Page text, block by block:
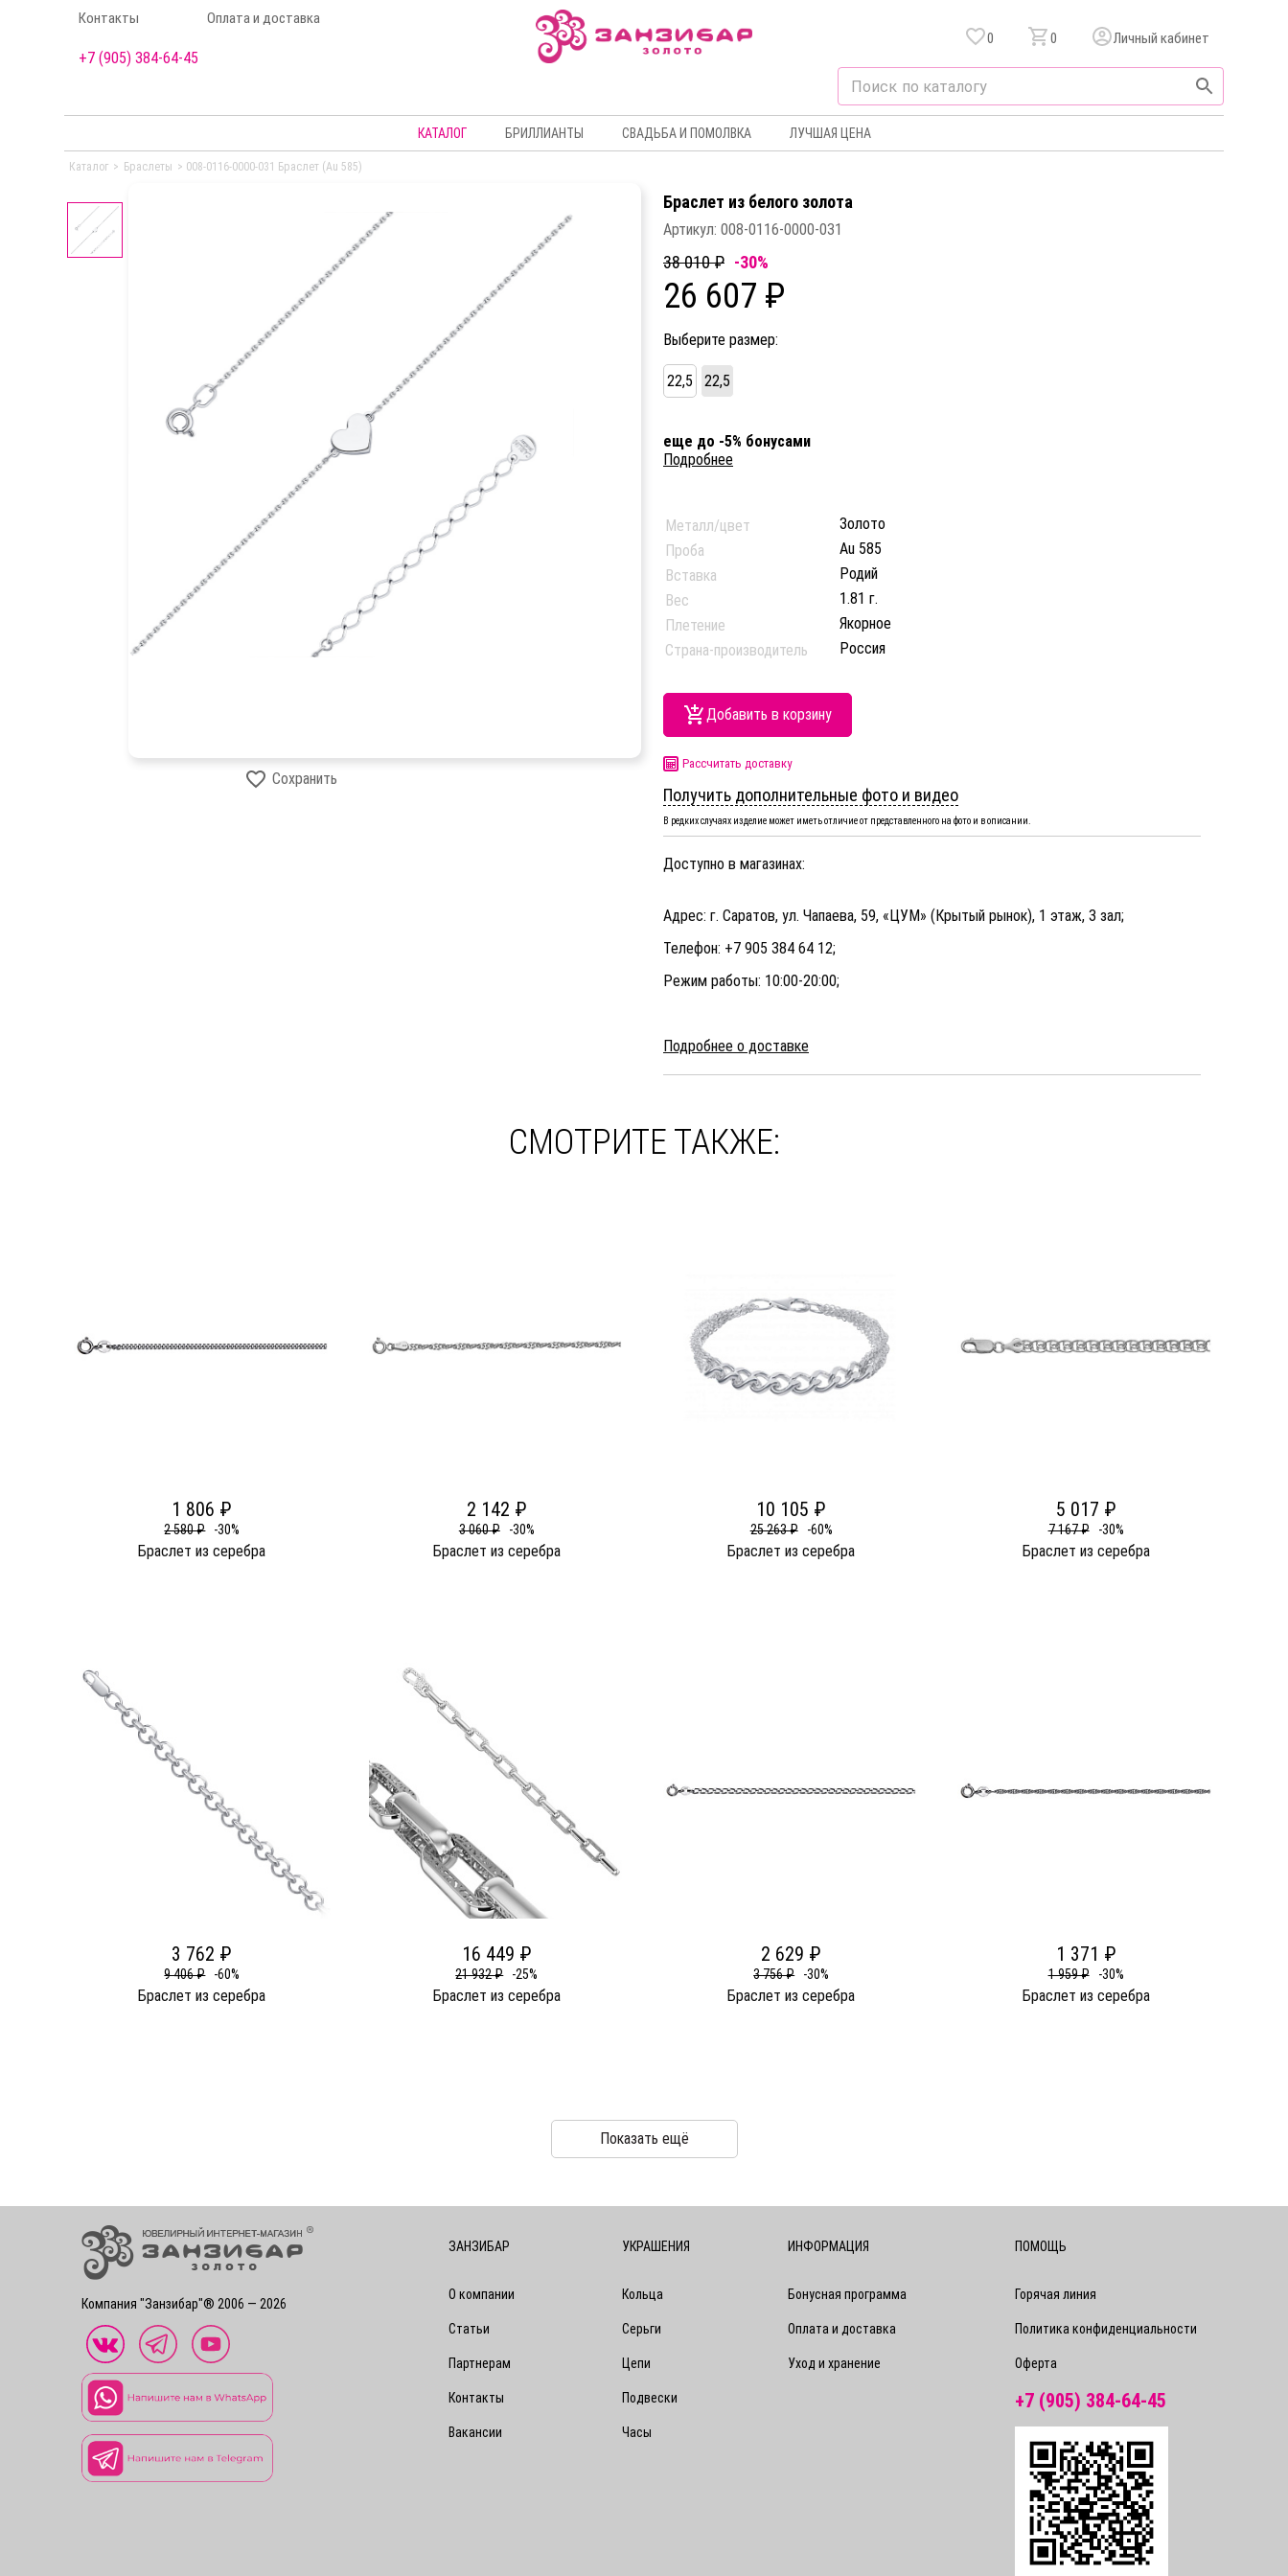
Контакты Оплата и доставка
+7 (905) 384-64-45
0 0 Личный кабинет
КАТАЛОГ БРИЛЛИАНТЫ СВАДЬБА И ПОМОЛВКА ЛУЧШАЯ ЦЕНА
Каталог > Браслеты > 008-0116-0000-031 Браслет (Au 585)
Сохранить
Браслет из белого золота
Артикул: 008-0116-0000-031
38 010 ₽ -30%
26 607 ₽
Выберите размер:
22,5 22,5
еще до -5% бонусами
Подробнее
Металл/цвет
Золото
Проба
Au 585
Вставка
Родий
Вес
1.81 г.
Плетение
Якорное
Страна-производитель
Россия
Добавить в корзину
Рассчитать доставку
Получить дополнительные фото и видео
В редких случаях изделие может иметь отличие от представленного на фото и в описании.
Доступно в магазинах:
Адрес: г. Саратов, ул. Чапаева, 59, «ЦУМ» (Крытый рынок), 1 этаж, 3 зал;
Телефон: +7 905 384 64 12;
Режим работы: 10:00-20:00;
Подробнее о доставке
СМОТРИТЕ ТАКЖЕ:
1 806 ₽
2 580 ₽ -30%
Браслет из серебра
2 142 ₽
3 060 ₽ -30%
Браслет из серебра
10 105 ₽
25 263 ₽ -60%
Браслет из серебра
5 017 ₽
7 167 ₽ -30%
Браслет из серебра
3 762 ₽
9 406 ₽ -60%
Браслет из серебра
16 449 ₽
21 932 ₽ -25%
Браслет из серебра
2 629 ₽
3 756 ₽ -30%
Браслет из серебра
1 371 ₽
1 959 ₽ -30%
Браслет из серебра
Показать ещё
Компания "Занзибар"® 2006 — 2026
ЗАНЗИБАР
О компании
Статьи
Партнерам
Контакты
Вакансии
УКРАШЕНИЯ
Кольца
Серьги
Цепи
Подвески
Часы
ИНФОРМАЦИЯ
Бонусная программа
Оплата и доставка
Уход и хранение
ПОМОЩЬ
Горячая линия
Политика конфиденциальности
Оферта
+7 (905) 384-64-45